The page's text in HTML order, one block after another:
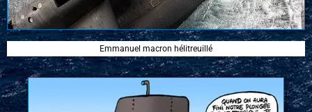
Emmanuel macron hélitreuillé